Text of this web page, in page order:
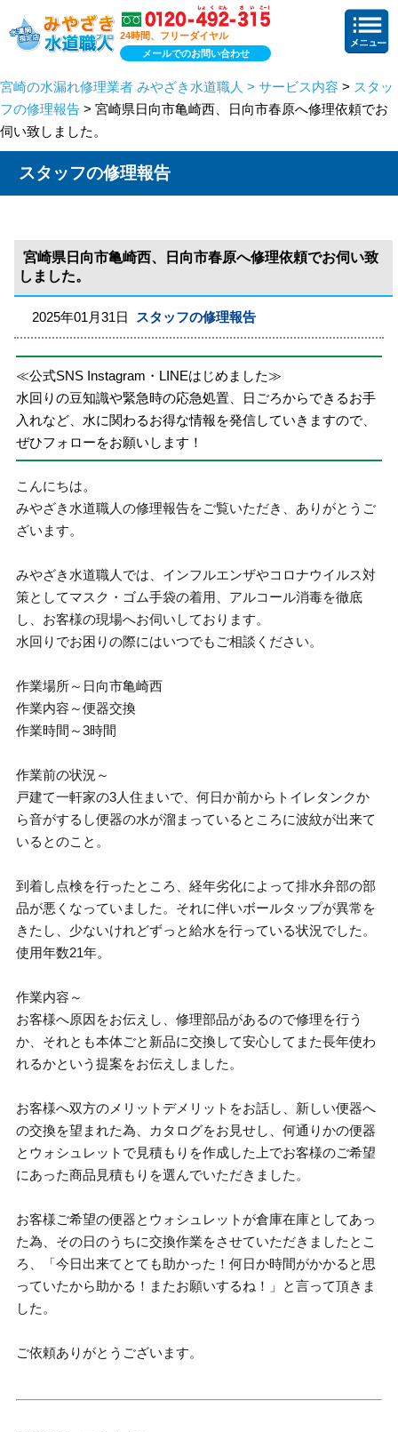
24時間、フリーダイヤル
メールでのお問い合わせ
宮崎の水漏れ修理業者 みやざき水道職人 > サービス内容 > スタッ
フの修理報告 > 宮崎県日向市亀崎西、日向市春原へ修理依頼でお
伺い致しました。
スタッフの修理報告
宮崎県日向市亀崎西、日向市春原へ修理依頼でお伺い致
しました。
2025年01月31日 スタッフの修理報告
≪公式SNS Instagram・LINEはじめました≫
水回りの豆知識や緊急時の応急処置、日ごろからできるお手
入れなど、水に関わるお得な情報を発信していきますので、
ぜひフォローをお願いします！
こんにちは。
みやざき水道職人の修理報告をご覧いただき、ありがとうご
ざいます。
みやざき水道職人では、インフルエンザやコロナウイルス対
策としてマスク・ゴム手袋の着用、アルコール消毒を徹底
し、お客様の現場へお伺いしております。
水回りでお困りの際にはいつでもご相談ください。
作業場所～日向市亀崎西
作業内容～便器交換
作業時間～3時間
作業前の状況～
戸建て一軒家の3人住まいで、何日か前からトイレタンクか
ら音がするし便器の水が溜まっているところに波紋が出来て
いるとのこと。
到着し点検を行ったところ、経年劣化によって排水弁部の部
品が悪くなっていました。それに伴いボールタップが異常を
きたし、少ないけれどずっと給水を行っている状況でした。
使用年数21年。
作業内容～
お客様へ原因をお伝えし、修理部品があるので修理を行う
か、それとも本体ごと新品に交換して安心してまた長年使わ
れるかという提案をお伝えしました。
お客様へ双方のメリットデメリットをお話し、新しい便器へ
の交換を望まれた為、カタログをお見せし、何通りかの便器
とウォシュレットで見積もりを作成した上でお客様のご希望
にあった商品見積もりを選んでいただきました。
お客様ご希望の便器とウォシュレットが倉庫在庫としてあっ
た為、その日のうちに交換作業をさせていただきましたとこ
ろ、「今日出来てとても助かった！何日か時間がかかると思
っていたから助かる！またお願いするね！」と言って頂きま
した。
ご依頼ありがとうございます。